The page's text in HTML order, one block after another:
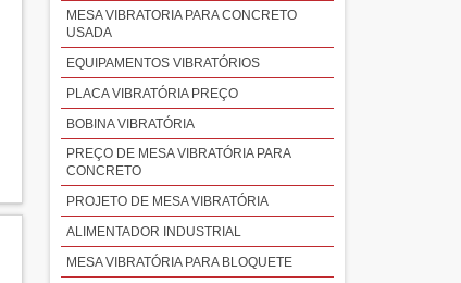
MESA VIBRATORIA PARA CONCRETO
USADA
EQUIPAMENTOS VIBRATÓRIOS
PLACA VIBRATÓRIA PREÇO
BOBINA VIBRATÓRIA
PREÇO DE MESA VIBRATÓRIA PARA
CONCRETO
PROJETO DE MESA VIBRATÓRIA
ALIMENTADOR INDUSTRIAL
MESA VIBRATÓRIA PARA BLOQUETE